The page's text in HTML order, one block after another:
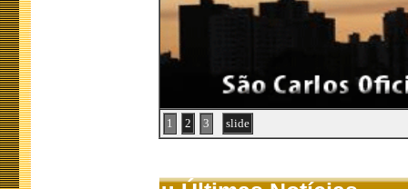
1 2 3 slide